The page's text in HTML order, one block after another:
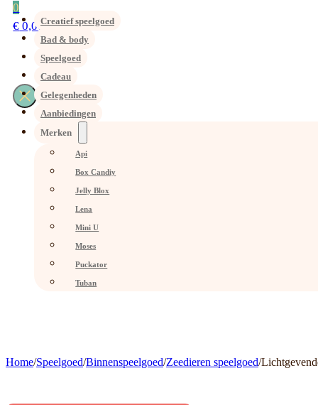
0
€ 0,00Creatief speelgoed
Bad & body
Speelgoed
Cadeau
Gelegenheden
Aanbiedingen
Merken
Api
Box Candiy
Jelly Blox
Lena
Mini U
Moses
Puckator
Tuban
Home/Speelgoed/Binnenspeelgoed/Zeedieren speelgoed/